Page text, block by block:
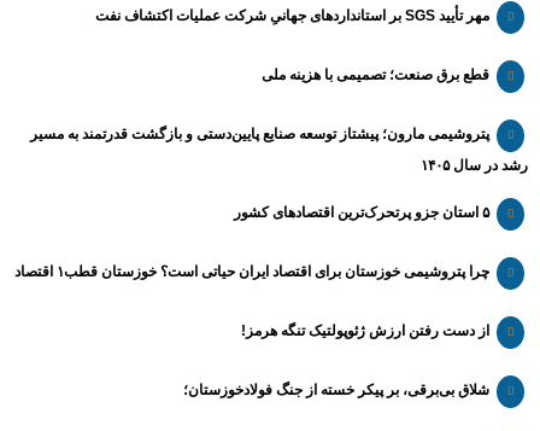
مهر تأیید SGS بر استانداردهای جهانیِ شرکت عملیات اکتشاف نفت
قطع برق صنعت؛ تصمیمی با هزینه ملی
پتروشیمی مارون؛ پیشتاز توسعه صنایع پایین‌دستی و بازگشت قدرتمند به مسیر
رشد در سال ۱۴۰۵
۵ استان جزو پرتحرک‌ترین اقتصاد‌های کشور
چرا پتروشیمی خوزستان برای اقتصاد ایران حیاتی است؟ خوزستان قطب۱ اقتصاد
از دست رفتن ارزش ژئوپولتیک تنگه هرمز!
شلاق‌ بی‌برقی، بر پیکر خسته‌ از جنگ فولادخوزستان؛